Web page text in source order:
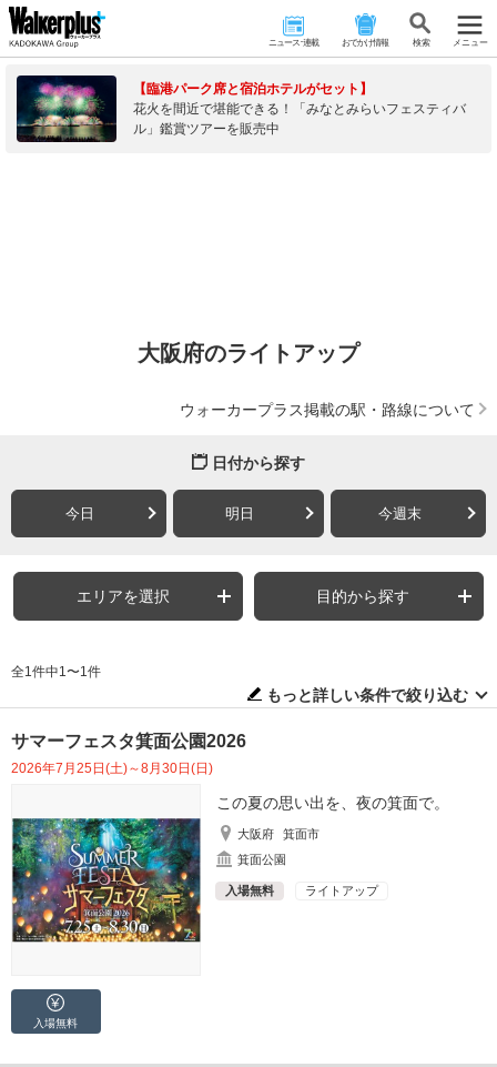
ニュース･連載 おでかけ情報 検 索 メニュー
【臨港パーク席と宿泊ホテルがセット】
花火を間近で堪能できる！「みなとみらいフェスティバ
ル」鑑賞ツアーを販売中
大阪府のライトアップ
ウォーカープラス掲載の駅・路線について
日付から探す
今日 明日 今週末
エリアを選択 目的から探す
全1件中1〜1件
もっと詳しい条件で絞り込む
サマーフェスタ箕面公園2026
2026年7月25日(土)～8月30日(日)
この夏の思い出を、夜の箕面で。
大阪府
箕面市
箕面公園
入場無料 ライトアップ
入場無料